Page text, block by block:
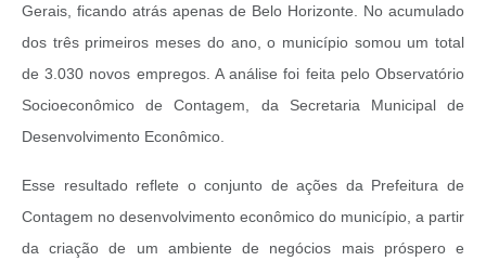
Gerais, ficando atrás apenas de Belo Horizonte. No acumulado
dos três primeiros meses do ano, o município somou um total
de 3.030 novos empregos. A análise foi feita pelo Observatório
Socioeconômico de Contagem, da Secretaria Municipal de
Desenvolvimento Econômico.
Esse resultado reflete o conjunto de ações da Prefeitura de
Contagem no desenvolvimento econômico do município, a partir
da criação de um ambiente de negócios mais próspero e